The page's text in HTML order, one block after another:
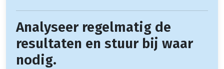
Analyseer regelmatig de
resultaten en stuur bij waar
nodig.